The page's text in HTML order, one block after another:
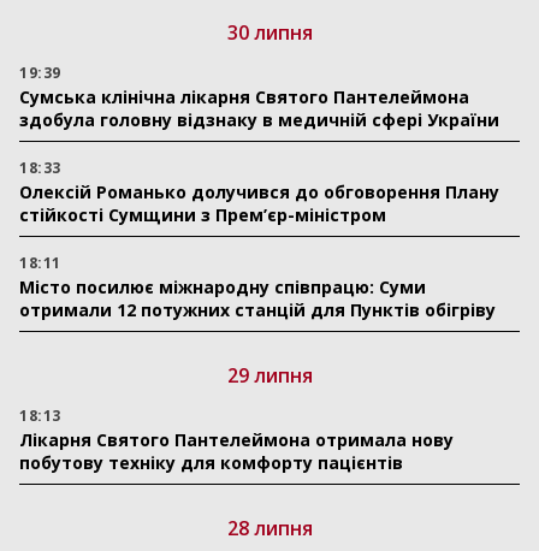
30 липня
19:39
Сумська клінічна лікарня Святого Пантелеймона
здобула головну відзнаку в медичній сфері України
18:33
Олексій Романько долучився до обговорення Плану
стійкості Сумщини з Прем’єр-міністром
18:11
Місто посилює міжнародну співпрацю: Суми
отримали 12 потужних станцій для Пунктів обігріву
29 липня
18:13
Лікарня Святого Пантелеймона отримала нову
побутову техніку для комфорту пацієнтів
28 липня